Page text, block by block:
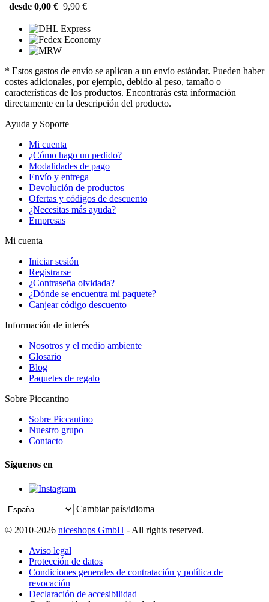
desde 0,00 € 9,90 €
* Estos gastos de envío se aplican a un envío estándar. Pueden haber
costes adicionales, por ejemplo, debido al peso, tamaño o
características de los productos. Encontrarás esta información
directamente en la descripción del producto.
Ayuda y Soporte
Mi cuenta
¿Cómo hago un pedido?
Modalidades de pago
Envío y entrega
Devolución de productos
Ofertas y códigos de descuento
¿Necesitas más ayuda?
Empresas
Mi cuenta
Iniciar sesión
Registrarse
¿Contraseña olvidada?
¿Dónde se encuentra mi paquete?
Canjear código descuento
Información de interés
Nosotros y el medio ambiente
Glosario
Blog
Paquetes de regalo
Sobre Piccantino
Sobre Piccantino
Nuestro grupo
Contacto
Síguenos en
Cambiar país/idioma
© 2010-2026 niceshops GmbH - All rights reserved.
Aviso legal
Protección de datos
Condiciones generales de contratación y política de
revocación
Declaración de accesibilidad